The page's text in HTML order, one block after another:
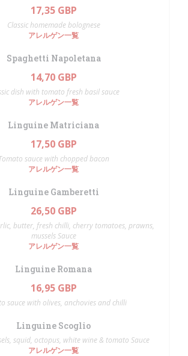
17,35 GBP
Classic homemade bolognese
アレルゲン一覧
Spaghetti Napoletana
14,70 GBP
dish with tomato fresh basil sauce
アレルゲン一覧
Linguine Matriciana
17,50 GBP
sauce with chopped bacon
アレルゲン一覧
Linguine Gamberetti
26,50 GBP
butter, fresh chilli, cherry tomatoes, prawns,
mussels Sauce
アレルゲン一覧
Linguine Romana
16,95 GBP
sauce with olives, anchovies and chilli
Linguine Scoglio
squid, octopus, white wine & tomato Sauce
アレルゲン一覧